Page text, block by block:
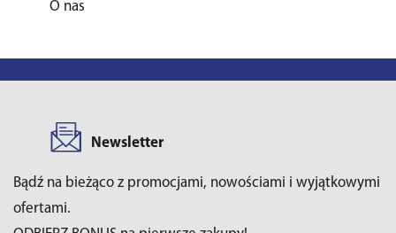
O nas
Newsletter
Bądź na bieżąco z promocjami, nowościami i wyjątkowymi
ofertami.